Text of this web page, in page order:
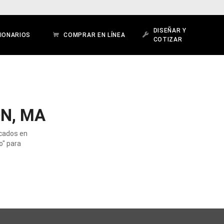
COMPRAR EN LÍNEA
DISEÑAR Y
COTIZAR
MA
en
para